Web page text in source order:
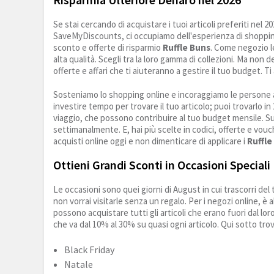
Se stai cercando di acquistare i tuoi articoli preferiti nel
SaveMyDiscounts, ci occupiamo dell'esperienza di
sconto e offerte di risparmio Ruffle Buns. Come
alta qualità. Scegli tra la loro gamma di collezioni. Ma
offerte e affari che ti aiuteranno a gestire il tuo budget.
Sosteniamo lo shopping online e incoraggiamo le
investire tempo per trovare il tuo articolo; puoi trovarlo
viaggio, che possono contribuire al tuo budget mensile.
settimanalmente. E, hai più scelte in codici, offerte e
acquisti online oggi e non dimenticare di applicare i
Ottieni Grandi Sconti in Occasioni Speciali
Le occasioni sono quei giorni di August in cui trascorri
non vorrai visitarle senza un regalo. Per i negozi online,
possono acquistare tutti gli articoli che erano fuori dal
che va dal 10% al 30% su quasi ogni articolo. Qui sotto
Black Friday
Natale